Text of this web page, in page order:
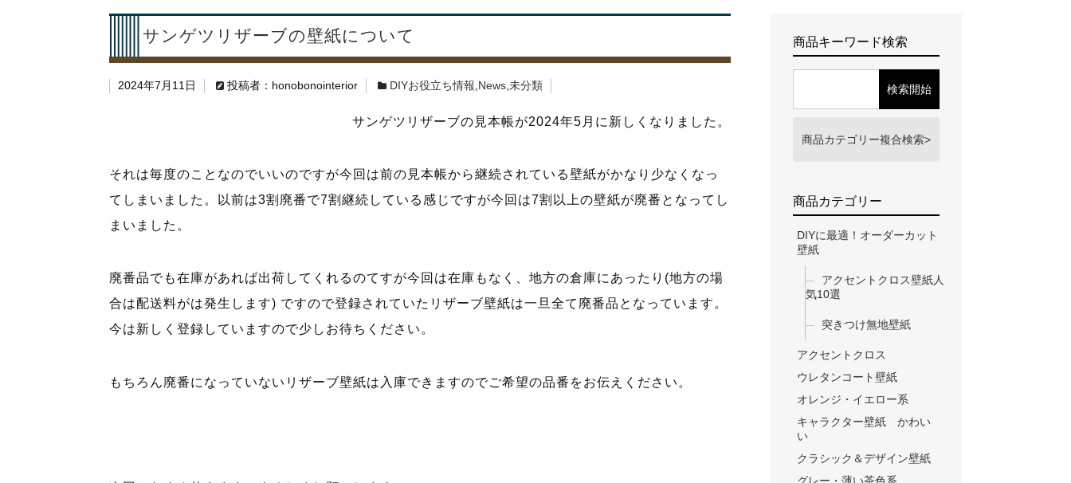
DIYお役立ち情報 2024.7.11 サンゲツリザーブの壁紙について
サンゲツリザーブの壁紙について
2024年7月11日 投稿者：honobonointerior DIYお役立ち情報 News ,未分類
サンゲツリザーブの見本帳が2024年5月に新しくなりました。
それは毎度のことなのでいいのですが今回は前の見本帳から継続されている壁紙がかなり少なくなっ
てしまいました。以前は3割廃番で7割継続している感じですが今回は7割以上の壁紙が廃番となってし
まいました。
廃番品でも在庫があれば出荷してくれるのてすが今回は在庫もなく、地方の倉庫にあったり(地方の場
合は配送料がは発生します) ですので登録されていたリザーブ壁紙は一旦全て廃番品となっています。
今は新しく登録していますので少しお待ちください。
もちろん廃番になっていないリザーブ壁紙は入庫できますのでご希望の品番をお伝えください。
商品キーワード検索
商品カテゴリー複合検索>
商品カテゴリー
DIYに最適！オーダーカット
壁紙
アクセントクロス壁紙人
気10選
突きつけ無地壁紙
アクセントクロス
ウレタンコート壁紙
オレンジ・イエロー系
キャラクター壁紙 かわい
い
クラシック＆デザイン壁紙